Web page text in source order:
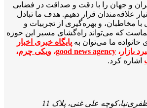
و جهان را با دقت و صداقت در فضایی
علاقه‌مندان قرار دهیم. هدف ما تبادل
با مخاطبان، و بهره‌گیری از تجربیات و
که می‌تواند راه‌گشای مسیر این حوزه
خانواده ما می‌توان به پایگاه خبری اخبار
بازار ، good news agency، ویکی چرم،
اشاره کرد.
علی غنی، پلاک 11